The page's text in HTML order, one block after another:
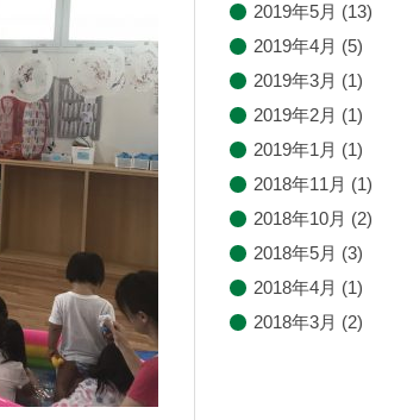
2019年5月 (13)
2019年4月 (5)
2019年3月 (1)
2019年2月 (1)
2019年1月 (1)
2018年11月 (1)
2018年10月 (2)
2018年5月 (3)
2018年4月 (1)
2018年3月 (2)